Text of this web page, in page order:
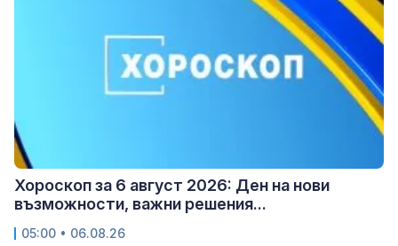
Хороскоп за 6 август 2026: Ден на нови
възможности, важни решения...
05:00 • 06.08.26